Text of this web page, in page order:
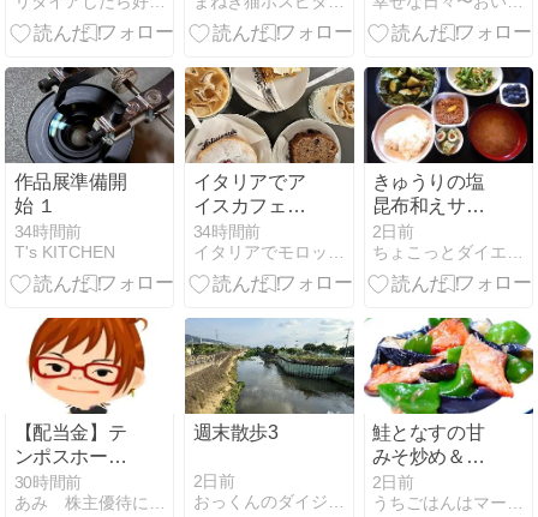
ンC製剤の品
作品展準備開
始 １
34時間前
T's KITCHEN
イタリアでア
イスカフェラ
テ
34時間前
きゅうりの塩
昆布和えサラ
ダ
2日前
【配当金】テ
ンポスホール
ディングス・
東建コーポレ
30時間前
週末散歩3
2日前
おっくんのダイジョウブろぐ
鮭となすの甘
みそ炒め＆ゆ
でキャベツの
ゆかりあえ
2日前